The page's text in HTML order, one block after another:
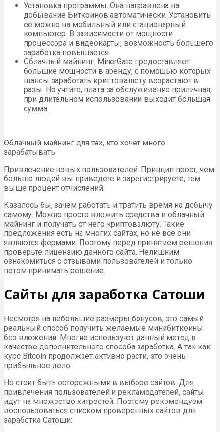
Установка программы. Она направлена на
добывание Биткоинов автоматически. Установить
ее можно на мобильный или стационарный
компьютер. В зависимости от мощности
процессора и видеокарты, возможность большего
заработка повышается.
Облачный майнинг. MinerGate предоставляет
большие мощности в аренду, с помощью которых
шансы заработать криптовалюту возрастают в
разы. Но учтите, плата за обслуживание приличная,
при длительном использовании выходит большая
сумма.
Облачный майнинг для тех, кто хочет много
зарабатывать
Привлечение новых пользователей. Принцип прост, чем
больше людей вы приведете и зарегистрируете, тем
выше процент отчислений.
Казалось бы, зачем работать и тратить время на добычу
самому. Можно просто вложить средства в облачный
майнинг и получать от него криптовалюту. Такие
предложения есть на многих сайтах, но не все они
являются фермами. Поэтому перед принятием решения
проверьте лицензию данного сайта. Нелишним
ознакомиться с отзывами пользователей и только
потом принимать решение.
Сайты для заработка Сатоши
Несмотря на небольшие размеры бонусов, это самый
реальный способ получить желаемые минибиткоины
без вложений. Многие используют данный метод в
качестве дополнительного способа заработка. А так как
курс Bitcoin продолжает активно расти, это очень
прибыльное дело.
Но стоит быть осторожными в выборе сайтов. Для
привлечения пользователей и рекламодателей, сайты
идут на множество хитростей. Поэтому рекомендуем
воспользоваться списком проверенных сайтов для
заработка Сатоши: